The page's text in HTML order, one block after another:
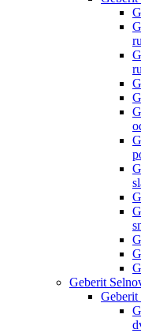
Geberit
Geberit